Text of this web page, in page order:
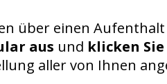
über einen
aus und klicken Sie
aller von Ihnen